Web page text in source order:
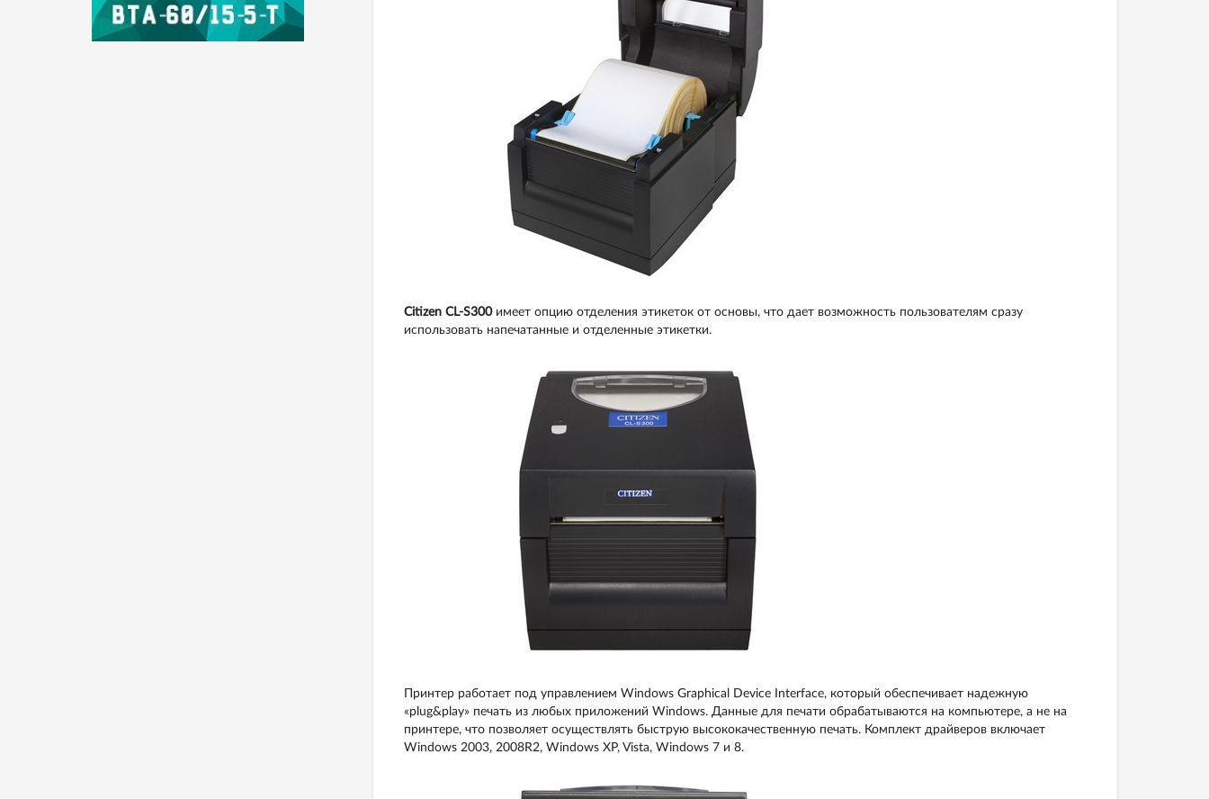
Citizen CL-S300имеет опцию отделения этикеток от основы, что дает возможность пользователям сразу
использовать напечатанные и отделенные этикетки.
Принтер работает под управлением Windows Graphical Device Interface, который обеспечивает надежную
«plug&play» печать из любых приложений Windows. Данные для печати обрабатываются на компьютере, а не на
принтере, что позволяет осуществлять быструю высококачественную печать. Комплект драйверов включает
Windows 2003, 2008R2, Windows XP, Vista, Windows 7 и 8.